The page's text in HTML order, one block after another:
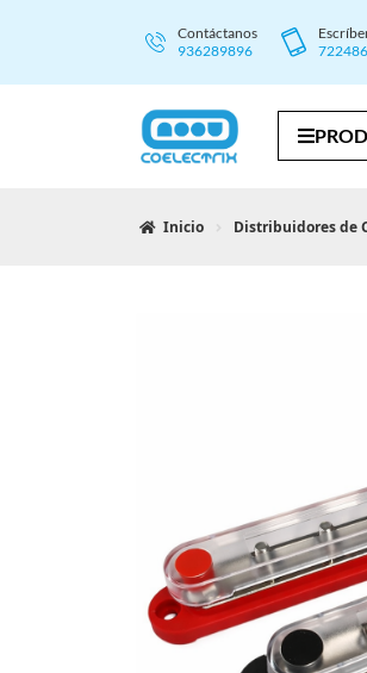
Contáctanos
936289896
Inicio Distribuidores de